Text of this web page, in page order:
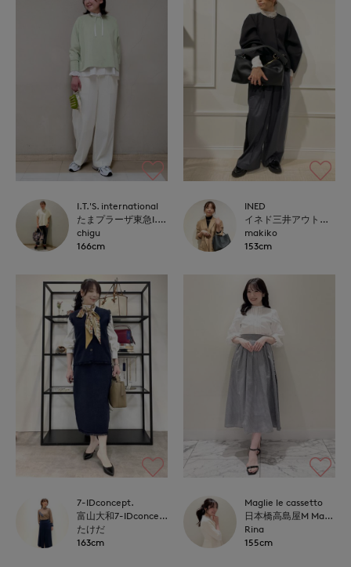
I.T.'S. international
たまプラーザ東急I.T.'S.international
chigu
166cm
INED
イネド三井アウトレットパーク多摩南大沢店
makiko
153cm
7-IDconcept.
富山大和7-IDconcept.
たけだ
163cm
Maglie le cassetto
日本橋高島屋M Maglie le cassetto
Rina
155cm